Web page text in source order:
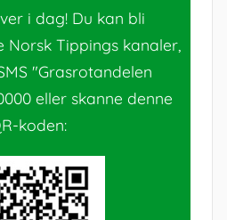
i dag! Du kan bli
Tippings kanaler,
"Grasrotandelen
eller skanne denne
koden: